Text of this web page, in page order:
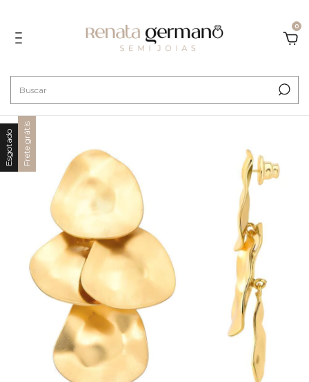
0
Esgotado Frete grátis